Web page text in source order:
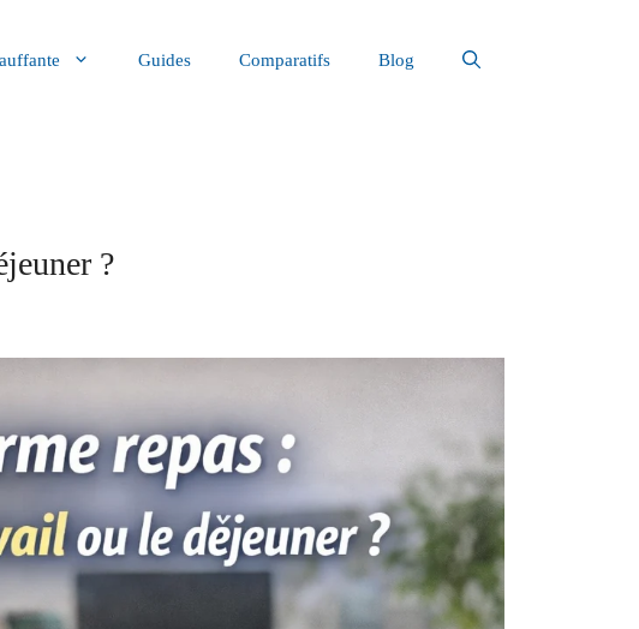
Guides Comparatifs Blog
?